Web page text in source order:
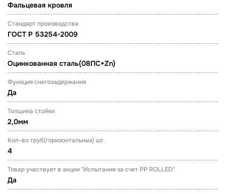
Фальцевая кровля
Стандарт производства
ГОСТ Р 53254-2009
Сталь
Оцинкованная сталь(08ПС+Zn)
Функция снегозадержания
Да
Толщина стойки
2,0мм
Кол-во труб(горизонтальных) шт.
4
Товар участвует в акции "Испытания за счет PP ROLLED"
Да